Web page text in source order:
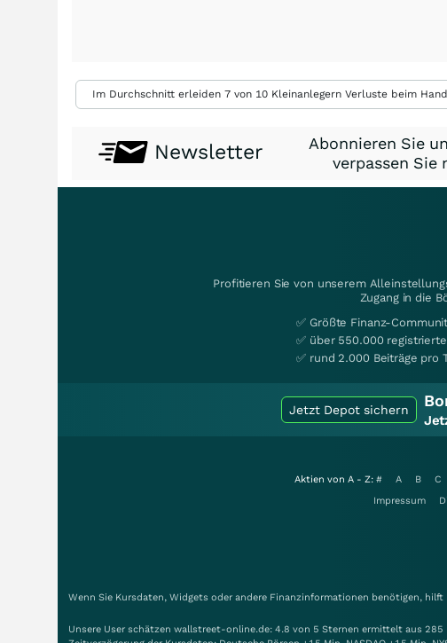
Im Durchschnitt erleiden 7 von 10 Kleinanlegern Verluste beim
Newsletter
Abonnieren Sie
verpassen Sie
Profitieren Sie von unserem
Zugang in die
✅ Größte Finanz-
✅ über 550.000
✅ rund 2.000 Beiträge pro
Jetzt Depot sichern
Aktien von A - Z: # A B C
Impressum
Wenn Sie Kursdaten, Widgets oder andere Finanzinformationen benötigen, hilft
Unsere User schätzen wallstreet-online.de: 4.8 von 5 Sternen ermittelt aus